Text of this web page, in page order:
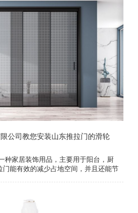
公司教您安装山东推拉门的滑轮
种家居装饰用品，主要用于阳台，厨
门能有效的减少占地空间，并且还能节